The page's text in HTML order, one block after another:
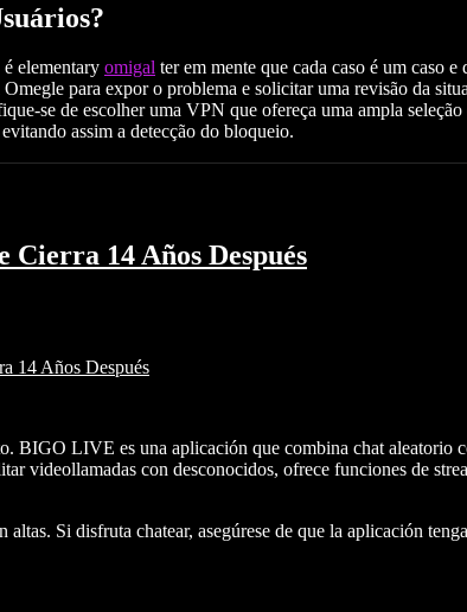
elementary omigal ter em mente que cada caso é um caso
para expor o problema e solicitar uma revisão da
se de escolher uma VPN⁤ que ofereça uma ampla seleção
assim a detecção do bloqueio.
Cierra 14 Años Después
14 Años Después
BIGO LIVE es una aplicación que combina chat aleatorio
videollamadas con desconocidos, ofrece funciones de
Si disfruta chatear, asegúrese de que la aplicación